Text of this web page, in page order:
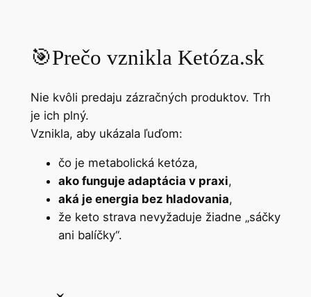
🎯Prečo vznikla Ketóza.sk
Nie kvôli predaju zázračných produktov. Trh
je ich plný.
Vznikla, aby ukázala ľuďom:
čo je metabolická ketóza,
ako funguje adaptácia v praxi,
aká je energia bez hladovania,
že keto strava nevyžaduje žiadne „sáčky
ani balíčky“.